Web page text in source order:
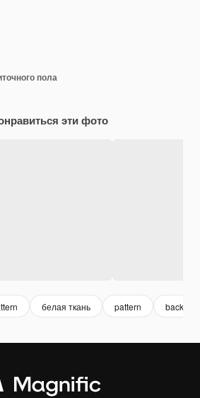
пола
эти фото
белая ткань pattern